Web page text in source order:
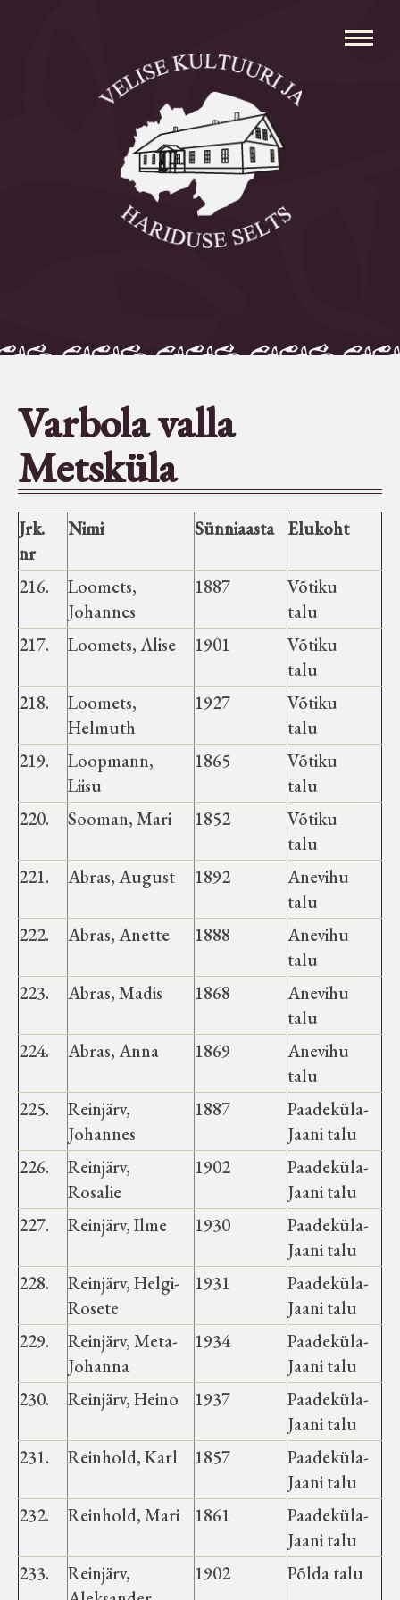
Avaleht
Aleksei Parnabas
Sillaotsa Talumuuseum
Seltsid-ühingud
Aiandus
Tuletõrje
Õpperada
Muud koduloolist Velise mailt
Märjamaa ümbruse valdade
elanike nimekirjad seisuga
15.12.1938
Haimre vald
Koluvere-Kalju vald
Luiste vald
Märjamaa vald
Varbola vald
Velise vald
Vigala vald
Velise kultuuri ja hariduse selts
Virtuaalnäitused
Otsi
Tagasiside
Varbola valla
Metsküla
Jrk.
nr
Nimi Sünniaasta Elukoht
216.
Loomets,
Johannes
1887
Võtiku
talu
217.
Loomets, Alise 1901
Võtiku
talu
218.
Loomets,
Helmuth
1927
Võtiku
talu
219.
Loopmann,
Liisu
1865
Võtiku
talu
220.
Sooman, Mari 1852
Võtiku
talu
221.
Abras, August 1892
Anevihu
talu
222.
Abras, Anette 1888
Anevihu
talu
223.
Abras, Madis 1868
Anevihu
talu
224.
Abras, Anna 1869
Anevihu
talu
225.
Reinjärv,
Johannes
1887
Paadeküla-
Jaani talu
226.
Reinjärv,
Rosalie
1902
Paadeküla-
Jaani talu
227.
Reinjärv, Ilme 1930
Paadeküla-
Jaani talu
228.
Reinjärv, Helgi-
Rosete
1931
Paadeküla-
Jaani talu
229.
Reinjärv, Meta-
Johanna
1934
Paadeküla-
Jaani talu
230.
Reinjärv, Heino 1937
Paadeküla-
Jaani talu
231.
Reinhold, Karl 1857
Paadeküla-
Jaani talu
232.
Reinhold, Mari 1861
Paadeküla-
Jaani talu
233.
Reinjärv,
1902 Põlda talu